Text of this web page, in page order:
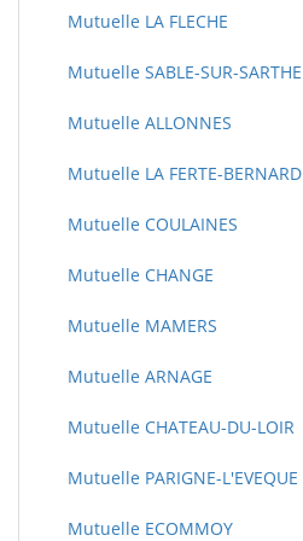
Mutuelle LA FLECHE
Mutuelle SABLE-SUR-SARTHE
Mutuelle ALLONNES
Mutuelle LA FERTE-BERNARD
Mutuelle COULAINES
Mutuelle CHANGE
Mutuelle MAMERS
Mutuelle ARNAGE
Mutuelle CHATEAU-DU-LOIR
Mutuelle PARIGNE-L'EVEQUE
Mutuelle ECOMMOY